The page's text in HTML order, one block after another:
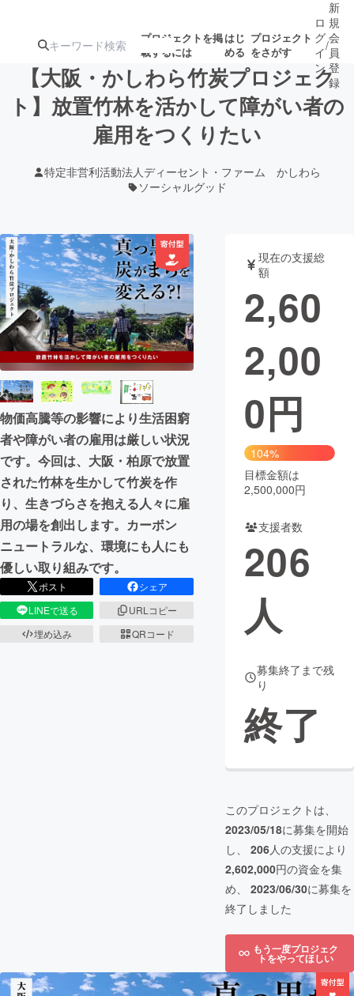
プロジェクトを掲
載するには
はじ
める
プロジェクト
をさがす
注目のリ 注目の新着プロ
ジェクト
募集終了が近いプ
テクノロジー・ガジェット ゲーム・サ
映像・映画 書籍・雑誌
ビジネス・起業
まちづくり・地域活性化
CAMPFIRE for Social Good
CAMPFIRE Creation
CAMPFIREふるさと納税machi-ya コミュニティ
ロ
グ
イ
ン
/
新
規
会
員
登
録
【大阪・かしわら竹炭プロジェク
ト】放置竹林を活かして障がい者の
雇用をつくりたい
特定非営利活動法人ディーセント・ファーム かしわら
ソーシャルグッド
物価高騰等の影響により生活困窮
者や障がい者の雇用は厳しい状況
です。今回は、大阪・柏原で放置
された竹林を生かして竹炭を作
り、生きづらさを抱える人々に雇
用の場を創出します。カーボン
ニュートラルな、環境にも人にも
優しい取り組みです。
ポスト
シェア
LINEで送る
URLコピー
埋め込み
QRコード
現在の支援総
額
2,60
2,00
0円
104%
目標金額は
2,500,000円
支援者数
206
人
募集終了まで残
り
終了
このプロジェクトは、
2023/05/18に募集を開始
し、 206人の支援により
2,602,000円の資金を集
め、 2023/06/30に募集を
終了しました
もう一度プロジェク
トをやってほしい